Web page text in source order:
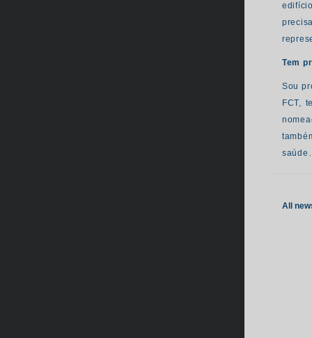
Tem
Sou
FCT,
All